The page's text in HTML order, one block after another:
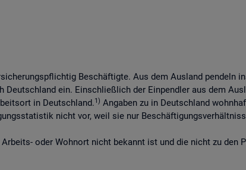
Beschäftigte. Aus dem Ausland pendeln
ein. Einschließlich der Einpendler aus dem
in Deutschland.1) Angaben zu in Deutschland
nicht vor, weil sie nur
oder Wohnort nicht bekannt ist und die nicht zu den